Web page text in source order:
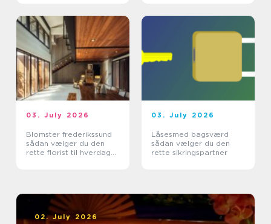
03. July 2026
Blomster frederikssund
sådan vælger du den
rette florist til hverdag
03. July 2026
Låsesmed bagsværd
sådan vælger du den
rette sikringspartner
02. July 2026